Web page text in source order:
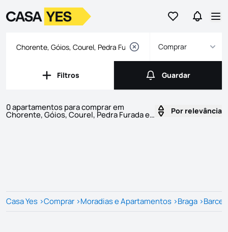
Ir para osIr para
LogoIr para a homepage
Comprar
Filtros
Filtros Guardar
Guardar
0 apartamentos para comprar em
Chorente, Góios, Courel, Pedra Furada e Por relevância
Casa Yes >Comprar >Moradias e Apartamentos >Braga >